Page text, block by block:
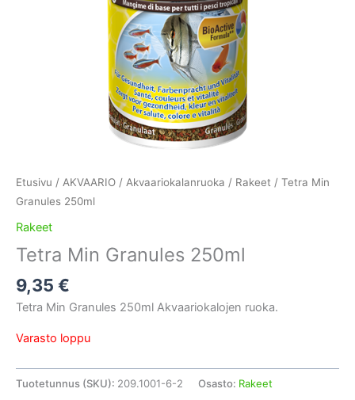
Etusivu / AKVAARIO / Akvaariokalanruoka / Rakeet / Tetra Min
Granules 250ml
Rakeet
Tetra Min Granules 250ml
9,35 €
Tetra Min Granules 250ml Akvaariokalojen ruoka.
Varasto loppu
Tuotetunnus (SKU): 209.1001-6-2 Osasto: Rakeet